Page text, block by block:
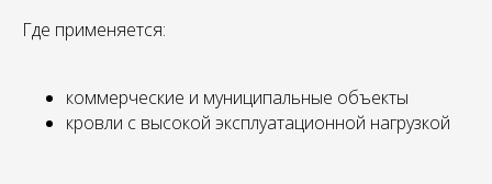
Где применяется:
коммерческие и муниципальные объекты
кровли с высокой эксплуатационной нагрузкой